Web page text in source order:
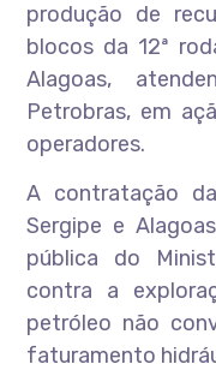
produção de
blocos da 12ª
Alagoas,
Petrobras, em
operadores.
A contratação
Sergipe e
pública do
contra a
petróleo não
faturamento